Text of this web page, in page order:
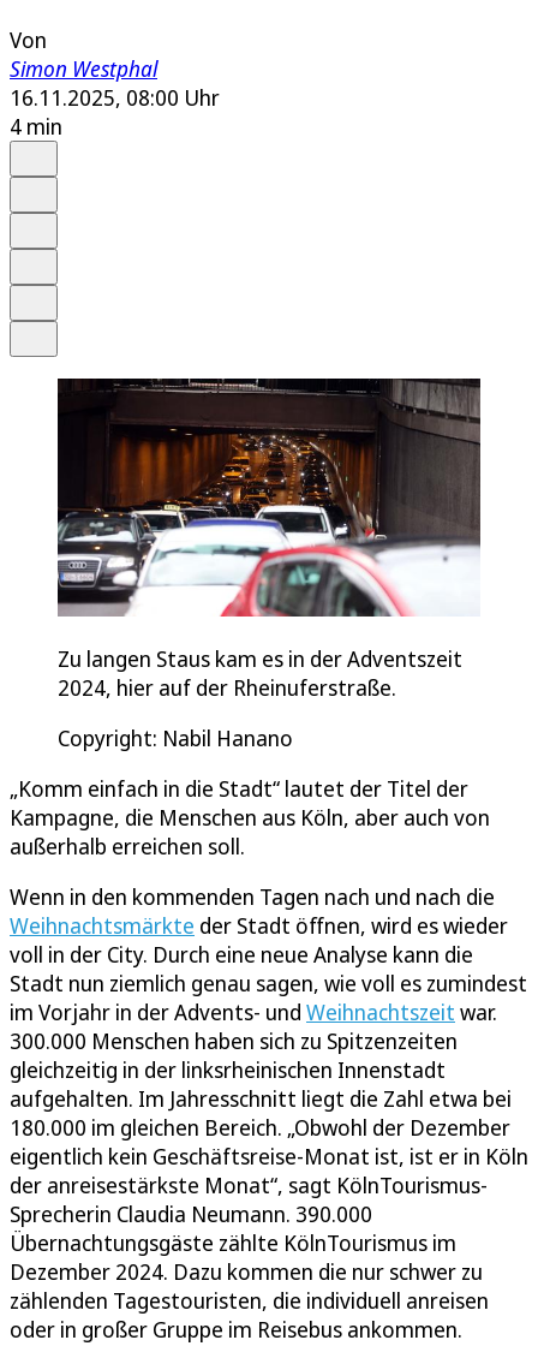
Von
Simon Westphal
16.11.2025, 08:00 Uhr
4 min
Zu langen Staus kam es in der Adventszeit
2024, hier auf der Rheinuferstraße.
Copyright: Nabil Hanano
„Komm einfach in die Stadt“ lautet der Titel der
Kampagne, die Menschen aus Köln, aber auch von
außerhalb erreichen soll.
Wenn in den kommenden Tagen nach und nach die
Weihnachtsmärkte der Stadt öffnen, wird es wieder
voll in der City. Durch eine neue Analyse kann die
Stadt nun ziemlich genau sagen, wie voll es zumindest
im Vorjahr in der Advents- und Weihnachtszeit war.
300.000 Menschen haben sich zu Spitzenzeiten
gleichzeitig in der linksrheinischen Innenstadt
aufgehalten. Im Jahresschnitt liegt die Zahl etwa bei
180.000 im gleichen Bereich. „Obwohl der Dezember
eigentlich kein Geschäftsreise-Monat ist, ist er in Köln
der anreisestärkste Monat“, sagt KölnTourismus-
Sprecherin Claudia Neumann. 390.000
Übernachtungsgäste zählte KölnTourismus im
Dezember 2024. Dazu kommen die nur schwer zu
zählenden Tagestouristen, die individuell anreisen
oder in großer Gruppe im Reisebus ankommen.